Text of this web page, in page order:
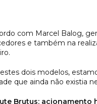
com Marcel Balog,
e também na
dois modelos,
que ainda não existia
Brutus: acionamento